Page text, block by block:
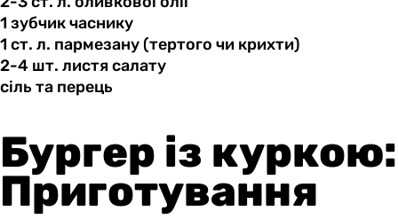
1 зубчикчаснику
1 ст. л. пармезану (тертого чи крихти)
2-4 шт. листясалату
сіль та перець
Бургер із куркою:
Приготування